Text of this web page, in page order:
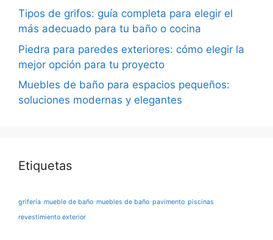
Tipos de grifos: guía completa para elegir el
más adecuado para tu baño o cocina
Piedra para paredes exteriores: cómo elegir la
mejor opción para tu proyecto
Muebles de baño para espacios pequeños:
soluciones modernas y elegantes
Etiquetas
grifería mueble de baño muebles de baño pavimento piscinas
revestimiento exterior